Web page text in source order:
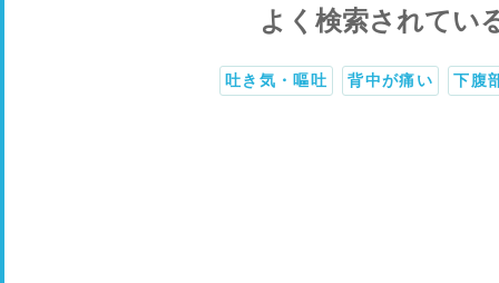
よく検索されてい
吐き気・嘔吐 背中が痛い 下腹